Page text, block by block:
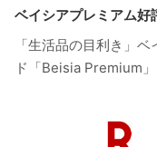
ベイシアプレミアム好
「生活品の目利き」
ド「Beisia Premium